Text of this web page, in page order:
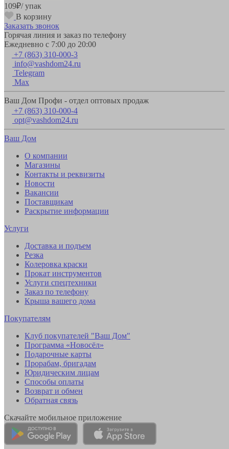
109₽/ упак
В корзину
Заказать звонок
Горячая линия и заказ по телефону
Ежедневно с 7:00 до 20:00
+7 (863) 310-000-3
info@vashdom24.ru
Telegram
Max
Ваш Дом Профи - отдел оптовых продаж
+7 (863) 310-000-4
opt@vashdom24.ru
Ваш Дом
О компании
Магазины
Контакты и реквизиты
Новости
Вакансии
Поставщикам
Раскрытие информации
Услуги
Доставка и подъем
Резка
Колеровка краски
Прокат инструментов
Услуги спецтехники
Заказ по телефону
Крыша вашего дома
Покупателям
Клуб покупателей "Ваш Дом"
Программа «Новосёл»
Подарочные карты
Прорабам, бригадам
Юридическим лицам
Способы оплаты
Возврат и обмен
Обратная связь
Скачайте мобильное приложение